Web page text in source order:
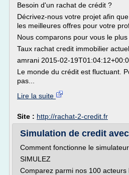
Besoin d'un rachat de crédit ?
Décrivez-nous votre projet afin
les meilleures offres pour votre
Nous comparons pour vous le
Taux rachat credit immobilier actuel
amrani 2015-02-
Le monde du crédit est fluctuant.
pas...
Lire la suite
Site : http://rachat-2-credit.fr
Simulation de credit
Comment fonctionne le
SIMULEZ
Comparez parmi nos 100 acteurs